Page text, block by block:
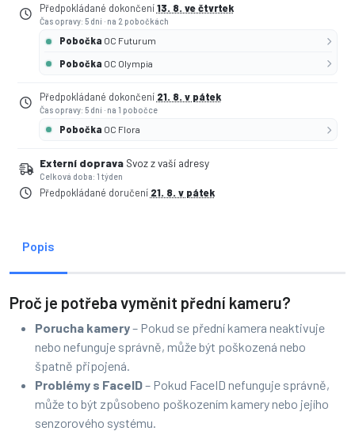
Předpokládané dokončení13. 8. ve čtvrtek
Čas opravy: 5 dní · na 2 pobočkách
Pobočka OC Futurum
Pobočka OC Olympia
Předpokládané dokončení 21. 8. v pátek
Čas opravy: 5 dní · na 1 pobočce
Pobočka OC Flora
Externí doprava Svoz z vaší adresy
Celková doba: 1 týden
Předpokládané doručení 21. 8. v pátek
Popis
Proč je potřeba vyměnit přední kameru?
Porucha kamery– Pokud se přední kamera neaktivuje
nebo nefunguje správně, může být poškozená nebo
špatně připojená.
Problémy s FaceID– Pokud FaceID nefunguje správně,
může to být způsobeno poškozením kamery nebo jejího
senzorového systému.